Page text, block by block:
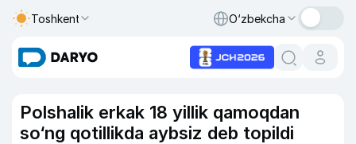
Toshkent O‘zbekcha
Polshalik erkak 18 yillik qamoqdan
so‘ng qotillikda aybsiz deb topildi